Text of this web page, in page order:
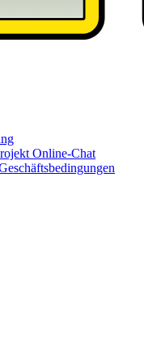
Online-Chat